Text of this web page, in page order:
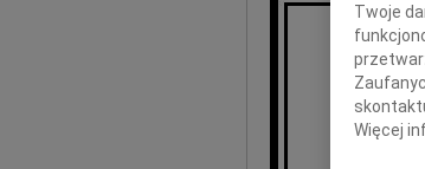
Twoje
Więcej